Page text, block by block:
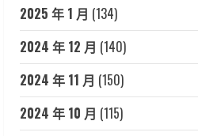
2025 年 1 月 (134)
2024 年 12 月 (140)
2024 年 11 月 (150)
2024 年 10 月 (115)